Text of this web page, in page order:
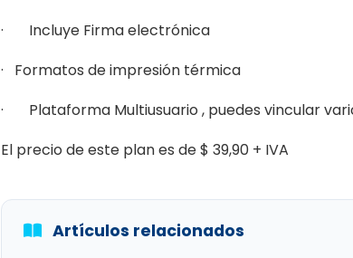
· Incluye Firma electrónica
· Formatos de impresión térmica
· Plataforma Multiusuario , puedes vincular
El precio de este plan es de $ 39,90 + IVA
Artículos relacionados